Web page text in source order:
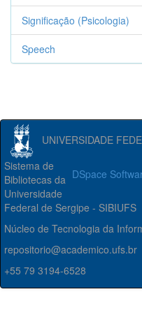
Significação (Psicologia)
Speech
UNIVERSIDADE
DSpace
Sistema de
Bibliotecas da
Universidade
Federal de Sergipe - SIBIUFS
Núcleo de Tecnologia da
repositorio@academico.ufs.br
+55 79 3194-6528